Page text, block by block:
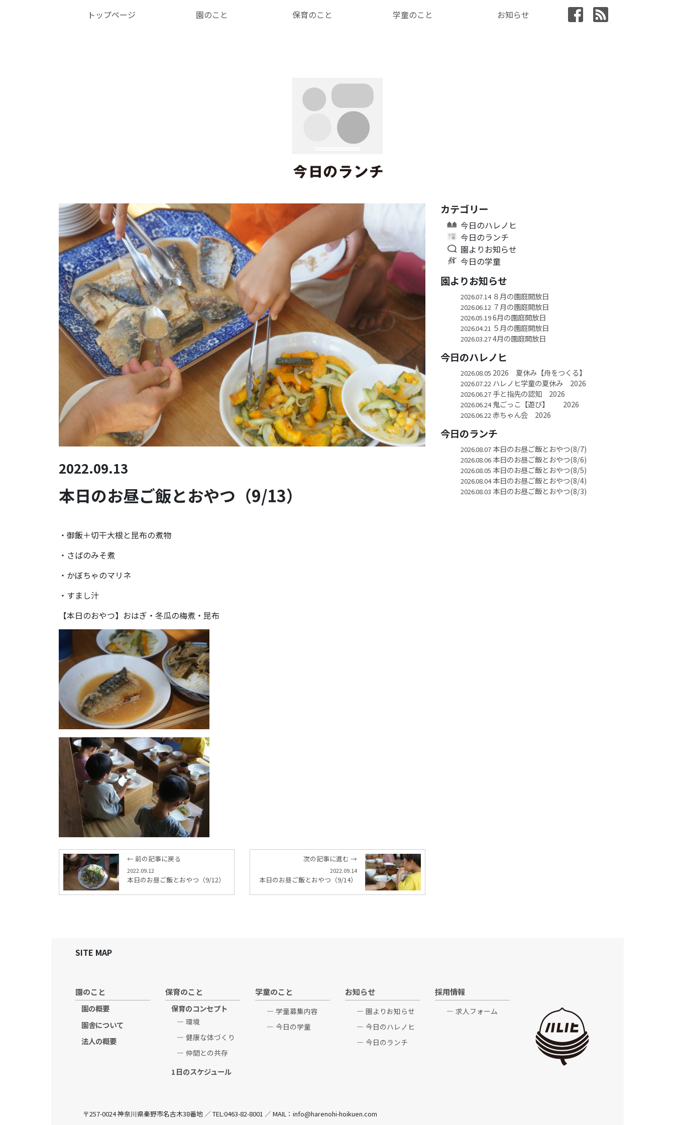
トップページ 園のこと 保育のこと 学童のこと お知らせ
2022.09.13
本日のお昼ご飯とおやつ（9/13）
・御飯＋切干大根と昆布の煮物
・さばのみそ煮
・かぼちゃのマリネ
・すまし汁
【本日のおやつ】おはぎ・冬瓜の梅煮・昆布
← 前の記事に戻る
2022.09.12
本日のお昼ご飯とおやつ（9/12）
次の記事に進む →
2022.09.14
本日のお昼ご飯とおやつ（9/14）
カテゴリー
今日のハレノヒ
今日のランチ
園よりお知らせ
今日の学童
園よりお知らせ
2026.07.14８月の園庭開放日
2026.06.12 ７月の園庭開放日
2026.05.196月の園庭開放日
2026.04.21 ５月の園庭開放日
2026.03.274月の園庭開放日
今日のハレノヒ
2026.08.05 2026 夏休み【舟をつくる】
2026.07.22 ハレノヒ学童の夏休み 2026
2026.06.27手と指先の認知 2026
2026.06.24鬼ごっこ【遊び】 2026
2026.06.22 赤ちゃん会 2026
今日のランチ
2026.08.07本日のお昼ご飯とおやつ(8/7)
2026.08.06本日のお昼ご飯とおやつ(8/6)
2026.08.05 本日のお昼ご飯とおやつ(8/5)
2026.08.04本日のお昼ご飯とおやつ(8/4)
2026.08.03 本日のお昼ご飯とおやつ(8/3)
SITE MAP
園のこと
園の概要
園舎について
法人の概要
保育のこと
保育のコンセプト
環境
健康な体づくり
仲間との共存
1日のスケジュール
学童のこと
学童募集内容
今日の学童
お知らせ
園よりお知らせ
今日のハレノヒ
今日のランチ
採用情報
求人フォーム
〒257-0024 神奈川県秦野市名古木38番地 ／ TEL:0463-82-8001 ／ MAIL：info@harenohi-hoikuen.com